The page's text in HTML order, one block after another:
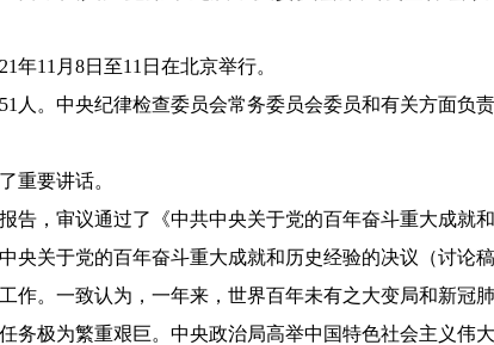
11月8日至11日在北京举行。
人。中央纪律检查委员会常务委员会委员和有关方面负
重要讲话。
告，审议通过了《中共中央关于党的百年奋斗重大成就
关于党的百年奋斗重大成就和历史经验的决议（讨论
作。一致认为，一年来，世界百年未有之大变局和新冠
务极为繁重艰巨。中央政治局高举中国特色社会主义伟